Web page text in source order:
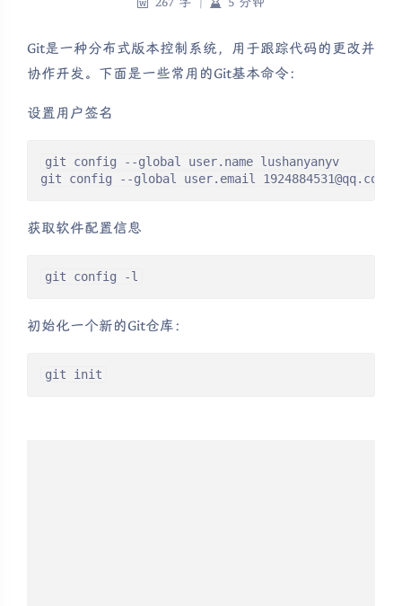
Git是一种分布式版本控制系统，用于跟踪代码的更改并
协作开发。下面是一些常用的Git基本命令：
设置用户签名
git config --global user.name lushanyanyv
git config --global user.email 1924884531@qq.com
获取软件配置信息
git config -l
初始化一个新的Git仓库：
git init